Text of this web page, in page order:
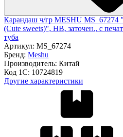
Карандаш ч/гр MESHU MS_67274
(Cute sweets)", HB, заточен., с
туба
Артикул: MS_67274
Бренд: Meshu
Производитель: Китай
Код 1С: 10724819
Другие характеристики